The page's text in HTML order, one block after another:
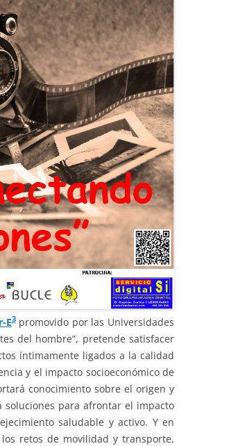
CURSO 2017-2018
CURSO 2016-2017
CURSO 2015-2016
CURSO 2014-2015
CURSO 2013-2014
E3promovido por las Universidades
del hombre”, pretende satisfacer
íntimamente ligados a la calidad
y el impacto socioeconómico de
conocimiento sobre el origen y
soluciones para afrontar el impacto
saludable y activo. Y en
retos de movilidad y transporte,